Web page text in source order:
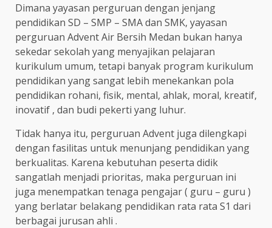
Dimana yayasan perguruan dengan jenjang
pendidikan SD – SMP – SMA dan SMK, yayasan
perguruan Advent Air Bersih Medan bukan hanya
sekedar sekolah yang menyajikan pelajaran
kurikulum umum, tetapi banyak program kurikulum
pendidikan yang sangat lebih menekankan pola
pendidikan rohani, fisik, mental, ahlak, moral, kreatif,
inovatif , dan budi pekerti yang luhur.
Tidak hanya itu, perguruan Advent juga dilengkapi
dengan fasilitas untuk menunjang pendidikan yang
berkualitas. Karena kebutuhan peserta didik
sangatlah menjadi prioritas, maka perguruan ini
juga menempatkan tenaga pengajar ( guru – guru )
yang berlatar belakang pendidikan rata rata S1 dari
berbagai jurusan ahli .